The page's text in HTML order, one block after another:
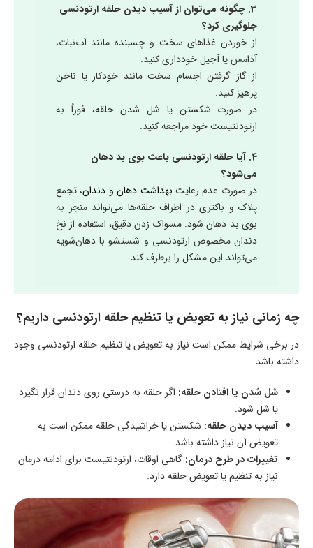
3. چگونه می‌توان از آسیب دیدن حلقه ارتودنسی
جلوگیری کرد؟
از خوردن غذاهای سخت و چسبنده مانند آب‌نبات،
آدامس یا آجیل خودداری کنید.
از گاز گرفتن اجسام سخت مانند خودکار یا ناخن
پرهیز کنید.
در صورت شکستن یا شل شدن حلقه، فوراً به
ارتودنتیست خود مراجعه کنید.
4. آیا حلقه ارتودنسی باعث بوی بد دهان
می‌شود؟
در صورت عدم رعایت بهداشت دهان و دندان، تجمع
پلاک و باکتری در اطراف حلقه‌ها می‌تواند منجر به
بوی بد دهان شود. مسواک زدن دقیق، استفاده از نخ
دندان مخصوص ارتودنسی و شستشو با دهان‌شویه
می‌تواند این مشکل را برطرف کند.
چه زمانی نیاز به تعویض یا تنظیم حلقه ارتودنسی داریم؟
در برخی شرایط ممکن است نیاز به تعویض یا تنظیم حلقه ارتودنسی وجود
داشته باشد:
شل شدن یا افتادن حلقه: اگر حلقه به درستی روی دندان قرار نگیرد
یا شل شود.
آسیب دیدن حلقه: شکستن یا خراشیدگی حلقه ممکن است به
تعویض آن نیاز داشته باشد.
تغییرات در طرح درمان: گاهی اوقات، ارتودنتیست برای ادامه درمان
نیاز به تنظیم یا تعویض حلقه دارد.